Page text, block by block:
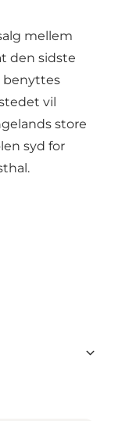
mellem
den sidste
benyttes
vil
store
syd for